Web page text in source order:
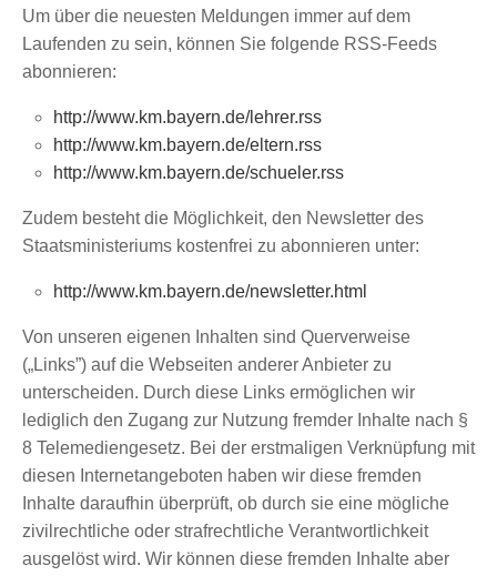
Um über die neuesten Meldungen immer auf dem
Laufenden zu sein, können Sie folgende RSS-Feeds
abonnieren:
http://www.km.bayern.de/lehrer.rss
http://www.km.bayern.de/eltern.rss
http://www.km.bayern.de/schueler.rss
Zudem besteht die Möglichkeit, den Newsletter des
Staatsministeriums kostenfrei zu abonnieren unter:
http://www.km.bayern.de/newsletter.html
Von unseren eigenen Inhalten sind Querverweise
(„Links”) auf die Webseiten anderer Anbieter zu
unterscheiden. Durch diese Links ermöglichen wir
lediglich den Zugang zur Nutzung fremder Inhalte nach §
8 Telemediengesetz. Bei der erstmaligen Verknüpfung mit
diesen Internetangeboten haben wir diese fremden
Inhalte daraufhin überprüft, ob durch sie eine mögliche
zivilrechtliche oder strafrechtliche Verantwortlichkeit
ausgelöst wird. Wir können diese fremden Inhalte aber